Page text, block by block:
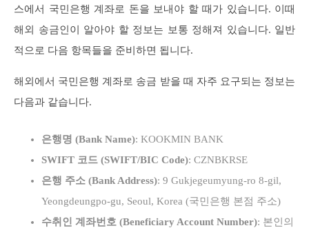
스에서 국민은행 계좌로 돈을 보내야 할 때가 있습니다. 이때
해외 송금인이 알아야 할 정보는 보통 정해져 있습니다. 일반
적으로 다음 항목들을 준비하면 됩니다.
해외에서 국민은행 계좌로 송금 받을 때 자주 요구되는 정보는
다음과 같습니다.
은행명 (Bank Name): KOOKMIN BANK
SWIFT 코드 (SWIFT/BIC Code): CZNBKRSE
은행 주소 (Bank Address): 9 Gukjegeumyung-ro 8-gil,
Yeongdeungpo-gu, Seoul, Korea (국민은행 본점 주소)
수취인 계좌번호 (Beneficiary Account Number): 본인의